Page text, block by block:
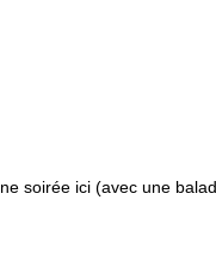
soirée ici (avec une